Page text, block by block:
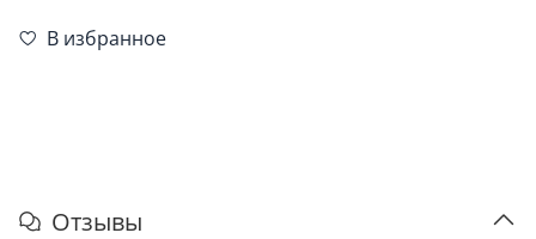
В избранное
Отзывы